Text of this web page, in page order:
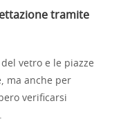
tramite
vetro e le piazze
ma anche per
verificarsi